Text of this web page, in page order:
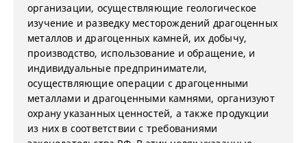
организации, осуществляющие геологическое
изучение и разведку месторождений драгоценных
металлов и драгоценных камней, их добычу,
производство, использование и обращение, и
индивидуальные предприниматели,
осуществляющие операции с драгоценными
металлами и драгоценными камнями, организуют
охрану указанных ценностей, а также продукции
из них в соответствии с требованиями